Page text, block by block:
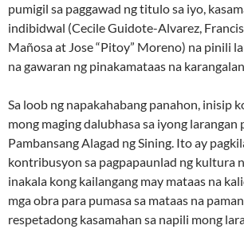
pumigil sa paggawad ng titulo sa iyo,
indibidwal (Cecile Guidote-Alvarez,
Mañosa at Jose “Pitoy” Moreno) na pinili
na gawaran ng pinakamataas na
Sa loob ng napakahabang panahon, inisip
mong maging dalubhasa sa iyong larangan
Pambansang Alagad ng Sining. Ito ay
kontribusyon sa pagpapaunlad ng kultura
inakala kong kailangang may mataas na
mga obra para pumasa sa mataas na
respetadong kasamahan sa napili mong